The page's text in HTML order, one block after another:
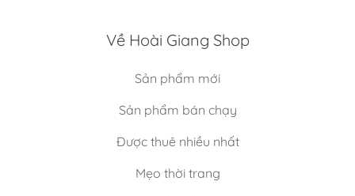
Về Hoài Giang Shop
Sản phẩm mới
Sản phẩm bán chạy
Được thuê nhiều nhất
Mẹo thời trang